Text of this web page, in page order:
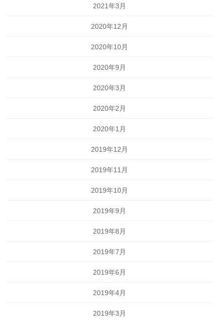
2021年3月
2020年12月
2020年10月
2020年9月
2020年3月
2020年2月
2020年1月
2019年12月
2019年11月
2019年10月
2019年9月
2019年8月
2019年7月
2019年6月
2019年4月
2019年3月